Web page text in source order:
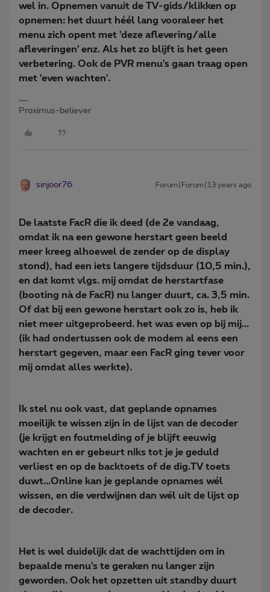
wel in. Opnemen vanuit de TV-gids/klikken op
opnemen: het duurt héél lang vooraleer het
menu zich opent met 'deze aflevering/alle
afleveringen' enz. Als het zo blijft is het geen
verbetering. Ook de PVR menu's gaan traag open
met 'even wachten'.
Proximus-believer
sinjoor76 Forum|Forum|13 years ago
De laatste FacR die ik deed (de 2e vandaag,
omdat ik na een gewone herstart geen beeld
meer kreeg alhoewel de zender op de display
stond), had een iets langere tijdsduur (10,5 min.),
en dat komt vlgs. mij omdat de herstartfase
(booting nà de FacR) nu langer duurt, ca. 3,5 min.
Of dat bij een gewone herstart ook zo is, heb ik
niet meer uitgeprobeerd. het was even op bij mij...
(ik had ondertussen ook de modem al eens een
herstart gegeven, maar een FacR ging tever voor
mij omdat alles werkte).
Ik stel nu ook vast, dat geplande opnames
moeilijk te wissen zijn in de lijst van de decoder
(je krijgt en foutmelding of je blijft eeuwig
wachten en er gebeurt niks tot je je geduld
verliest en op de backtoets of de dig.TV toets
duwt...Online kan je geplande opnames wél
wissen, en die verdwijnen dan wél uit de lijst op
de decoder.
Het is wel duidelijk dat de wachttijden om in
bepaalde menu's te geraken nu langer zijn
geworden. Ook het opzetten uit standby duurt